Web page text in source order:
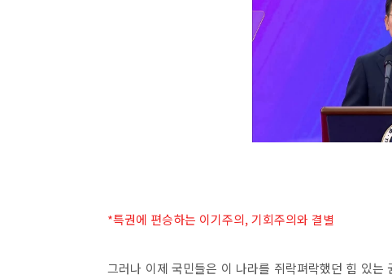
*특권에 편승하는 이기주의, 기회주의와 결별
그러나 이제 국민들은 이 나라를 쥐락펴락했던 힘 있